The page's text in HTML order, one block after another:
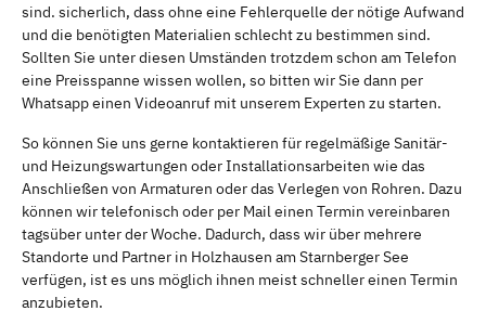
sind. sicherlich, dass ohne eine Fehlerquelle der nötige Aufwand
und die benötigten Materialien schlecht zu bestimmen sind.
Sollten Sie unter diesen Umständen trotzdem schon am Telefon
eine Preisspanne wissen wollen, so bitten wir Sie dann per
Whatsapp einen Videoanruf mit unserem Experten zu starten.
So können Sie uns gerne kontaktieren für regelmäßige Sanitär-
und Heizungswartungen oder Installationsarbeiten wie das
Anschließen von Armaturen oder das Verlegen von Rohren. Dazu
können wir telefonisch oder per Mail einen Termin vereinbaren
tagsüber unter der Woche. Dadurch, dass wir über mehrere
Standorte und Partner in Holzhausen am Starnberger See
verfügen, ist es uns möglich ihnen meist schneller einen Termin
anzubieten.